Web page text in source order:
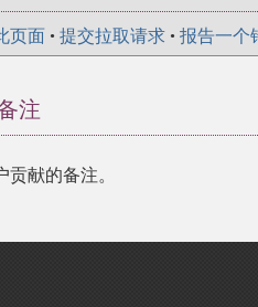
页面 • 提交拉取请求 • 报告一个
注
献的备注。